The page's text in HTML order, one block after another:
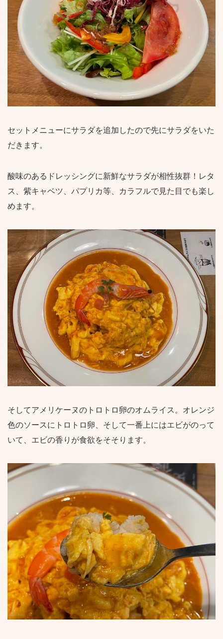
セットメニューにサラダを追加したので先にサラダをいた
だきます。
酸味のあるドレッシングに新鮮なサラダが相性抜群！レタ
ス、紫キャベツ、パプリカ等、カラフルで見た目でも楽し
めます。
そしてアメリケーヌのトロトロ卵のオムライス。オレンジ
色のソースにトロトロ卵、そして一番上にはエビがのって
いて、エビの香りが食欲をそそります。